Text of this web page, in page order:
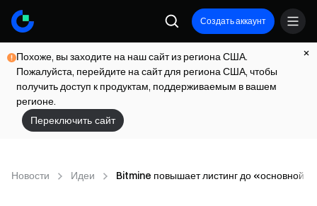
Создать аккаунт
Похоже, вы заходите на наш сайт из региона США.
Пожалуйста, перейдите на сайт для региона США, чтобы
получить доступ к продуктам, поддерживаемым в вашем
регионе.
Переключить сайт
Новости Идеи Bitmine повышает листинг до «основной